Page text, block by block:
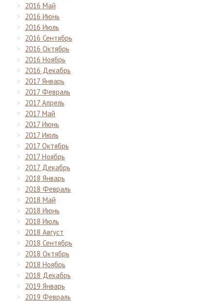
2016 Май
2016 Июнь
2016 Июль
2016 Сентябрь
2016 Октябрь
2016 Ноябрь
2016 Декабрь
2017 Январь
2017 Февраль
2017 Апрель
2017 Май
2017 Июнь
2017 Июль
2017 Октябрь
2017 Ноябрь
2017 Декабрь
2018 Январь
2018 Февраль
2018 Май
2018 Июнь
2018 Июль
2018 Август
2018 Сентябрь
2018 Октябрь
2018 Ноябрь
2018 Декабрь
2019 Январь
2019 Февраль